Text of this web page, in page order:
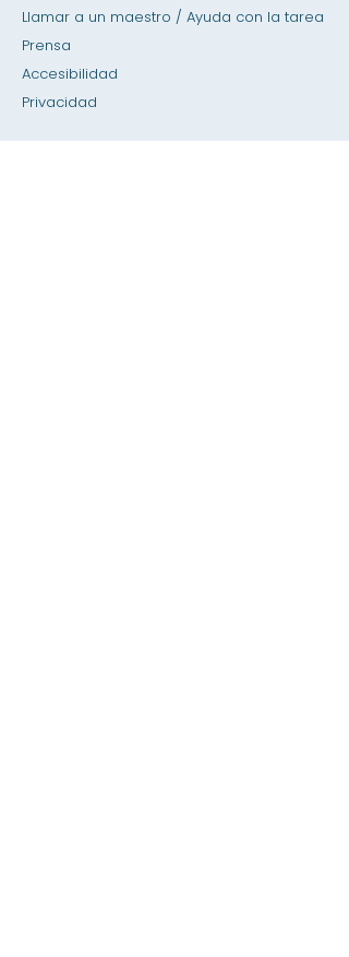
Llamar a un maestro / Ayuda con la tarea
Prensa
Accesibilidad
Privacidad